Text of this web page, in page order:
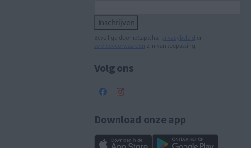
Inschrijven
Beveiligd door reCaptcha, privacybeleid en
servicevoorwaarden zijn van toepassing.
Volg ons
Download onze app